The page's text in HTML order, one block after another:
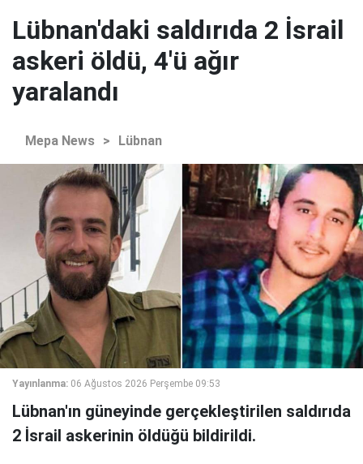
Lübnan'daki saldırıda 2 İsrail
askeri öldü, 4'ü ağır
yaralandı
Mepa News > Lübnan
Yayınlanma: 06 Ağustos 2026 Perşembe 09:53
Lübnan'ın güneyinde gerçekleştirilen saldırıda
2 İsrail askerinin öldüğü bildirildi.